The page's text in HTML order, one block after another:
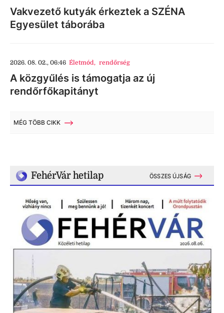
Vakvezető kutyák érkeztek a SZÉNA
Egyesület táborába
2026. 08. 02., 06:46 Életmód, rendőrség
A közgyűlés is támogatja az új
rendőrfőkapitányt
MÉG TÖBB CIKK
FehérVár hetilap ÖSSZES ÚJSÁG